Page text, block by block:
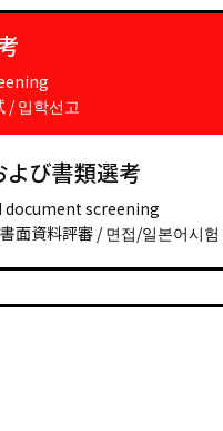
/ 입학선고
び書類選考
document screening
資料評審 / 면접/일본어시험